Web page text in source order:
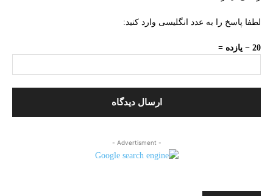
لطفا پاسخ را به عدد انگلیسی وارد کنید:
20 − یازده =
- Advertisment -